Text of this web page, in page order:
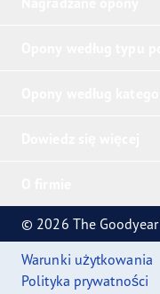
© 2026 The
Warunki użytkowania
Polityka prywatności